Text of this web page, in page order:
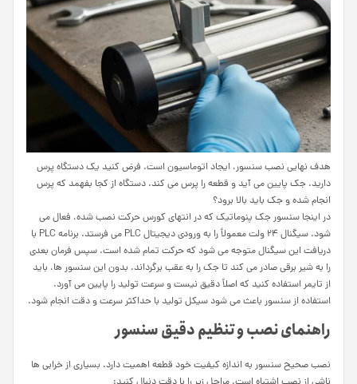
هدف نهایی نصب سنسور، ایجاد اتوماسیون است. فرض کنید یک دستگاه پرس
دارید. جک پایین می آید و قطعه را پرس می کند. دستگاه از کجا بفهمد که پرس
انجام شده و جک باید بالا برود؟
در اینجا سنسور جک پنوماتیک که در انتهای کورس حرکت نصب شده، فعال می
شود. سیگنال 24 ولت معمولاً را به ورودی دیجیتال PLC می فرستد. برنامه PLC با
دریافت این سیگنال متوجه می شود که حرکت تمام شده است. سپس فرمان بعدی
را به شیر برقی صادر می کند تا جک را به عقب برگرداند. بدون این سنسور ها، باید
از تایمر استفاده کنید که اصلاً دقیق نیست و سرعت تولید را پایین می آورد.
استفاده از سنسور باعث می شود سیکل تولید با حداکثر سرعت و دقت انجام شود.
راهنمای نصب و تنظیم دقیق سنسور
نصب صحیح سنسور به اندازه کیفیت خود قطعه اهمیت دارد. بسیاری از خرابی ها